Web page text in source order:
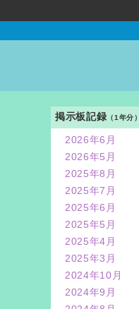
掲示板記録 （1年分）
2026年6月
2026年5月
2025年8月
2025年7月
2025年6月
2025年5月
2025年4月
2025年3月
2024年10月
2024年9月